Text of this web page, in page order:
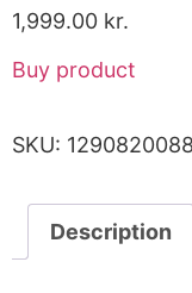
1,999.00 kr.
Buy product
SKU:
Description